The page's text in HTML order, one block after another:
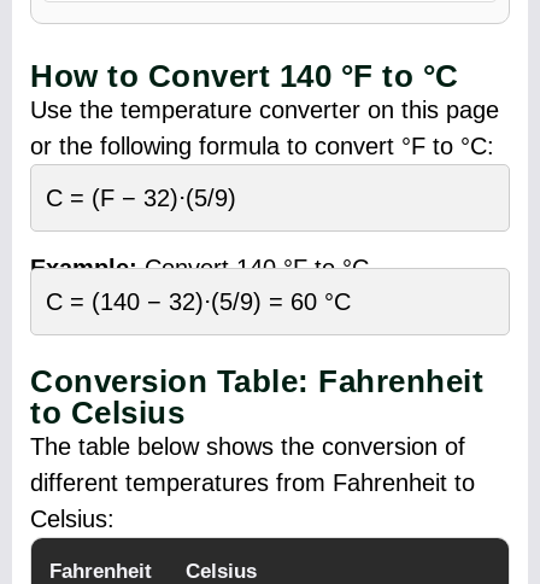
How to Convert 140 °F to °C
Use the temperature converter on this page
or the following formula to convert °F to °C:
C = (F − 32)⋅(5/9)
Example:Convert 140 °F to °C
C = (140 − 32)⋅(5/9) = 60 °C
Conversion Table: Fahrenheit
to Celsius
The table below shows the conversion of
different temperatures from Fahrenheit to
Celsius:
Fahrenheit Celsius